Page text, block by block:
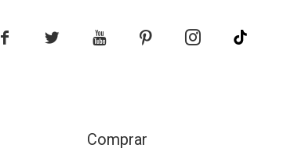
Comprar
    